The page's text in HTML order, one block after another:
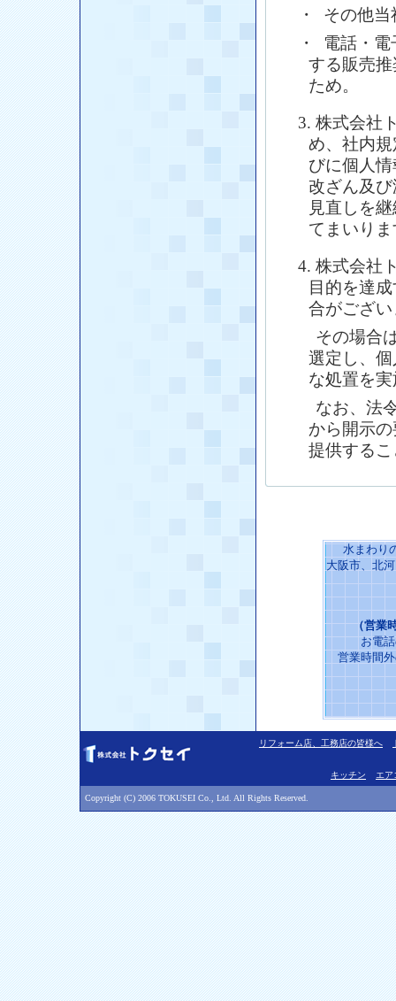
・ その他
・ 電話・
する販売
ため。
3. 株式会社
め、社内
びに個人
改ざん及
見直しを
てまいり
4. 株式会社
目的を達
合がござ
その場合
選定し、
な処置を
なお、法
から開示
提供する
水まわり
大阪市、北
（営業
お電
営業時間
リフォーム店、工務店の皆様へ
キッチン エア
Copyright (C) 2006 TOKUSEI Co., Ltd. All Rights Reserved.